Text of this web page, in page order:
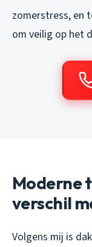
zomerstress, en
om veilig op het
Moderne
verschil
Volgens mij is